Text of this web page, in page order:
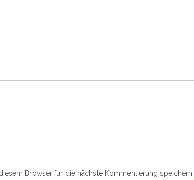
Browser für die nächste Kommentierung speichern.